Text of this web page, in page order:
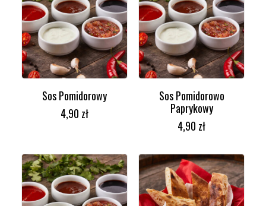
MOJE KONTO
REJESTRACJA
DODAJ DO KOSZYKA
Sos Pomidorowy
4,90 zł
DODAJ DO KOSZYKA
Sos Pomidorowo
Paprykowy
4,90 zł